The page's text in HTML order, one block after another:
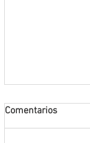
Comentarios